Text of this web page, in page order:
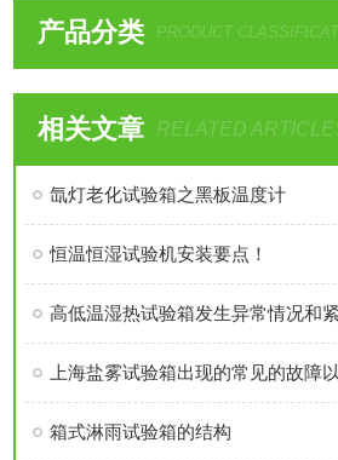
产品分类 PRODUCT
相关文章 RELATED
氙灯老化试验箱之黑板温度计
恒温恒湿试验机安装要点！
高低温湿热试验箱发生异常情况和
上海盐雾试验箱出现的常见的故障
箱式淋雨试验箱的结构